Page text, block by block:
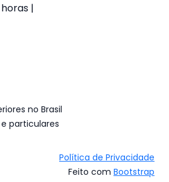
|
no Brasil
particulares
Política de Privacidade
Feito com Bootstrap